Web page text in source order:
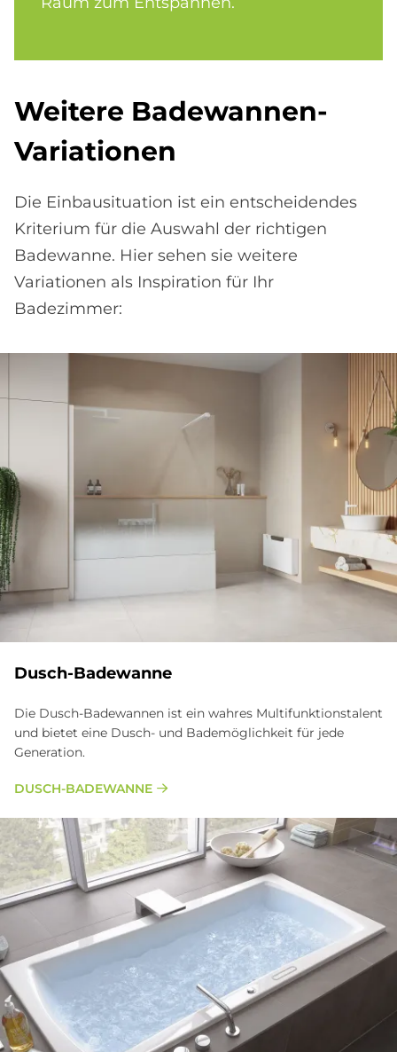
Weitere Badewannen-
Variationen
Die Einbausituation ist ein entscheidendes
Kriterium für die Auswahl der richtigen
Badewanne. Hier sehen sie weitere
Variationen als Inspiration für Ihr
Badezimmer:
Dusch-Ba­de­wan­ne
Die Dusch-Badewannen ist ein wahres Multifunktionstalent
und bietet eine Dusch- und Bademöglichkeit für jede
Generation.
DUSCH-BADEWANNE